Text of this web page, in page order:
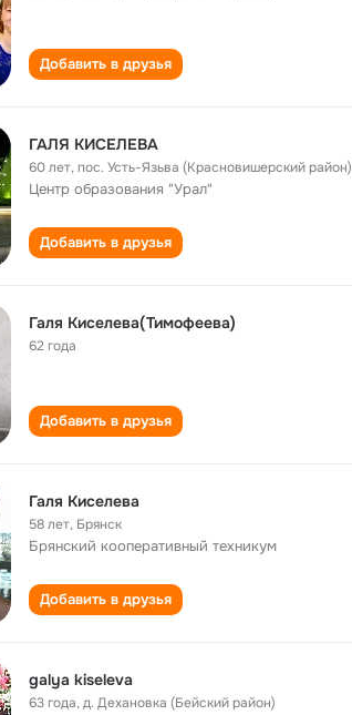
Добавить в друзья
ГАЛЯ КИСЕЛЕВА
60 лет,пос. Усть-Язьва (Красновишерский район)
Центр образования "Урал"
Добавить в друзья
Галя Киселева(Тимофеева)
62 года
Добавить в друзья
Галя Киселева
58 лет, Брянск
Брянский кооперативный техникум
Добавить в друзья
galya kiseleva
63 года,д. Дехановка (Бейский район)